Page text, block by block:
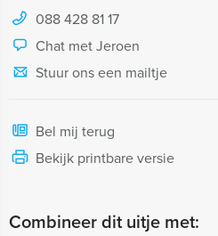
088 428 81 17
Chat met Jeroen
Stuur ons een mailtje
Bel mij terug
Bekijk printbare versie
Combineer dit uitje met: